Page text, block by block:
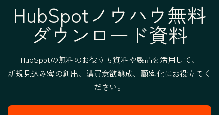
HubSpotノウハウ無料
ダウンロード資料
HubSpotの無料のお役立ち資料や製品を活用して、
新規見込み客の創出、購買意欲醸成、顧客化にお役立てく
ださい。